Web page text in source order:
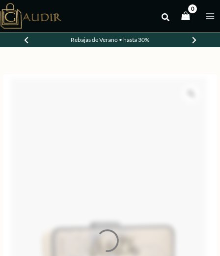
al
contenido
Rebajas de Verano • hasta 30%
-20%